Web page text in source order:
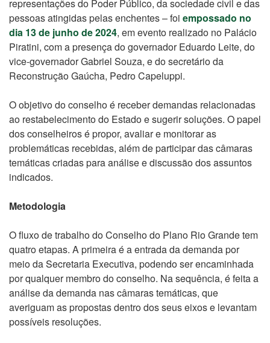
representações do Poder Público, da sociedade civil e das
pessoas atingidas pelas enchentes – foi empossado no
dia 13 de junho de 2024, em evento realizado no Palácio
Piratini, com a presença do governador Eduardo Leite, do
vice-governador Gabriel Souza, e do secretário da
Reconstrução Gaúcha, Pedro Capeluppi.
O objetivo do conselho é receber demandas relacionadas
ao restabelecimento do Estado e sugerir soluções. O papel
dos conselheiros é propor, avaliar e monitorar as
problemáticas recebidas, além de participar das câmaras
temáticas criadas para análise e discussão dos assuntos
indicados.
Metodologia
O fluxo de trabalho do Conselho do Plano Rio Grande tem
quatro etapas. A primeira é a entrada da demanda por
meio da Secretaria Executiva, podendo ser encaminhada
por qualquer membro do conselho. Na sequência, é feita a
análise da demanda nas câmaras temáticas, que
averiguam as propostas dentro dos seus eixos e levantam
possíveis resoluções.